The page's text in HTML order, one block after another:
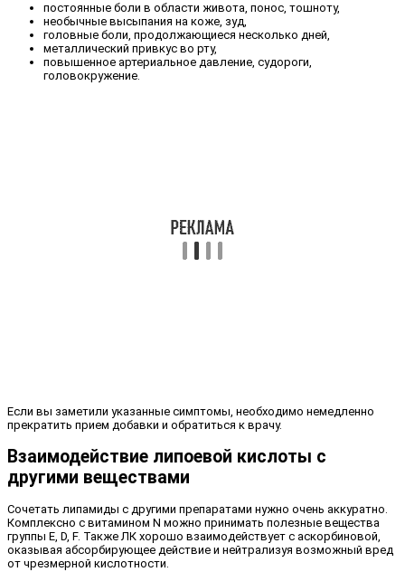
постоянные боли в области живота, понос, тошноту,
необычные высыпания на коже, зуд,
головные боли, продолжающиеся несколько дней,
металлический привкус во рту,
повышенное артериальное давление, судороги,
головокружение.
Если вы заметили указанные симптомы, необходимо немедленно
прекратить прием добавки и обратиться к врачу.
Взаимодействие липоевой кислоты с
другими веществами
Сочетать липамиды с другими препаратами нужно очень аккуратно.
Комплексно с витамином N можно принимать полезные вещества
группы E, D, F. Также ЛК хорошо взаимодействует с аскорбиновой,
оказывая абсорбирующее действие и нейтрализуя возможный вред
от чрезмерной кислотности.